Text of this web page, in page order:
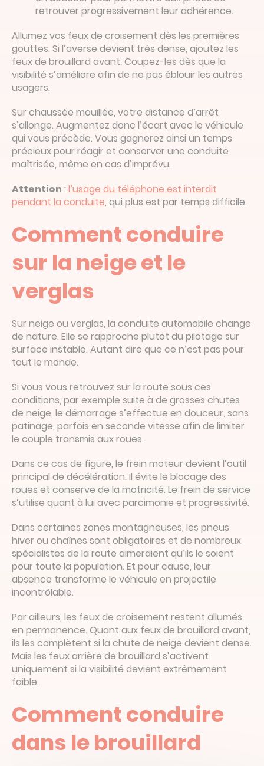
retrouver progressivement leur adhérence.
Allumez vos feux de croisement dès les premières
gouttes. Si l’averse devient très dense, ajoutez les
feux de brouillard avant. Coupez-les dès que la
visibilité s’améliore afin de ne pas éblouir les autres
usagers.
Sur chaussée mouillée, votre distance d’arrêt
s’allonge. Augmentez donc l’écart avec le véhicule
qui vous précède. Vous gagnerez ainsi un temps
précieux pour réagir et conserver une conduite
maîtrisée, même en cas d’imprévu.
Attention : l’usage du téléphone est interdit
pendant la conduite, qui plus est par temps difficile.
Comment conduire
sur la neige et le
verglas
Sur neige ou verglas, la conduite automobile change
de nature. Elle se rapproche plutôt du pilotage sur
surface instable. Autant dire que ce n’est pas pour
tout le monde.
Si vous vous retrouvez sur la route sous ces
conditions, par exemple suite à de grosses chutes
de neige, le démarrage s’effectue en douceur, sans
patinage, parfois en seconde vitesse afin de limiter
le couple transmis aux roues.
Dans ce cas de figure, le frein moteur devient l’outil
principal de décélération. Il évite le blocage des
roues et conserve de la motricité. Le frein de service
s’utilise quant à lui avec parcimonie et progressivité.
Dans certaines zones montagneuses, les pneus
hiver ou chaînes sont obligatoires et de nombreux
spécialistes de la route aimeraient qu’ils le soient
pour toute la population. Et pour cause, leur
absence transforme le véhicule en projectile
incontrôlable.
Par ailleurs, les feux de croisement restent allumés
en permanence. Quant aux feux de brouillard avant,
ils les complètent si la chute de neige devient dense.
Mais les feux arrière de brouillard s’activent
uniquement si la visibilité devient extrêmement
faible.
Comment conduire
dans le brouillard